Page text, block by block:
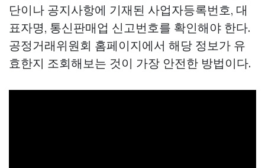
단이나 공지사항에 기재된 사업자등록번호, 대
표자명, 통신판매업 신고번호를 확인해야 한다.
공정거래위원회 홈페이지에서 해당 정보가 유
효한지 조회해보는 것이 가장 안전한 방법이다.